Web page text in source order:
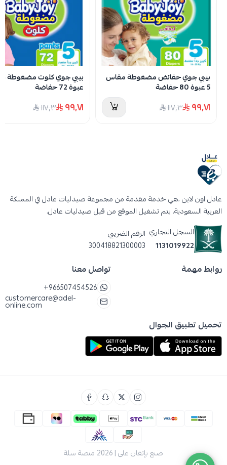
لا توجد تقييمات حاليا
بيبي جوي حفائض مضغوطة مقاس
5 عبوة 80 حفاضة
٩٩٫٧١ ١١٧٫٣
عبوة 72 حفاضة
٩٩٫٧١ ١١٧٫٣
عادل اون لاين ،هي خدمة مقدمة من مجموعة صيدليات عادل في المملكة
العربية السعودية. يتم تشغيل الموقع من قبل صيدليات عادل.
السجل التجاري
1131019922
الرقم الضريبي
300418821300003
روابط مهمة تواصل معنا
+966507454526
customercare@adel-
online.com
تحميل تطبيق الجوال
صنع بإتقان على | 2026 منصة سلة